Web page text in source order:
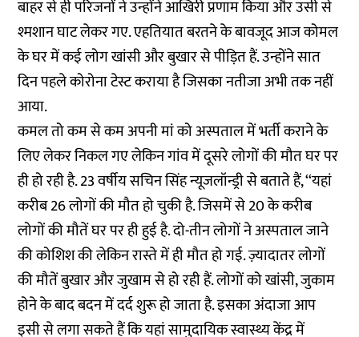
बाहर से ही परिजनों ने उन्होंने आखिरी प्रणाम किया और उसी से
श्मशान घाट लेकर गए. एहतियात बरतने के बावजूद आज कोमल
के घर में कई लोग खांसी और बुखार से पीड़ित हैं. उन्होंने सात
दिन पहले कोरोना टेस्ट कराया है जिसका नतीजा अभी तक नहीं
आया.
कमल तो कम से कम अपनी मां को अस्पताल में भर्ती कराने के
लिए लेकर निकल गए लेकिन गांव में दूसरे लोगों की मौत घर पर
ही हो रही है. 23 वर्षीय सचिन सिंह न्यूजलॉन्ड्री से बताते हैं, ‘‘यहां
करीब 26 लोगों की मौत हो चुकी है. जिसमें से 20 के करीब
लोगों की मौतें घर पर ही हुई है. दो-तीन लोगों ने अस्पताल जाने
की कोशिश की लेकिन रास्ते में ही मौत हो गई. ज़्यादातर लोगों
की मौतें बुखार और जुखाम से हो रही हैं. लोगों को खांसी, जुकाम
होने के बाद बदन में दर्द शुरू हो जाता है. इसका अंदाजा आप
इसी से लगा सकते हैं कि यहां सामुदायिक स्वास्थ्य केंद्र में